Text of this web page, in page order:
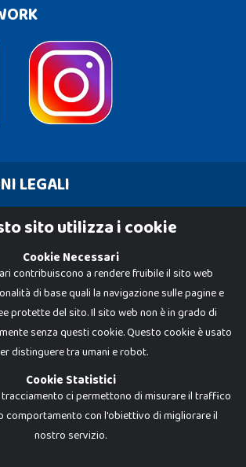
LEGALI
brand di Giocabene Srl. Ogni riproduzione o utilizzo non
sito utilizza i cookie
Cookie Necessari
contribuiscono a rendere fruibile il sito web
di base quali la navigazione sulle pagine e
protette del sito. Il sito web non è in grado di
senza questi cookie. Questo cookie è usato
distinguere tra umani e robot.
Cookie Statistici
ci permettono di misurare il traffico
comportamento con l'obiettivo di migliorare il
nostro servizio.